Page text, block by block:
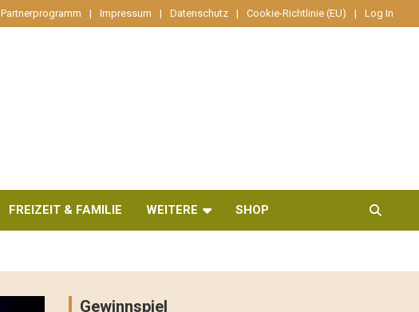
Partnerprogramm Impressum Datenschutz Cookie-Richtlinie (EU) Log In
FREIZEIT & FAMILIE WEITERE SHOP
Gewinnspiel